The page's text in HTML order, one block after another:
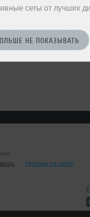
сеты от лучших
НЕ ПОКАЗЫВАТЬ
Или
на сайт
Реклама на сайте